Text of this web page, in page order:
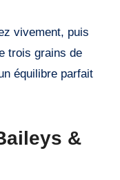
vivement, puis
trois grains de
équilibre parfait
&